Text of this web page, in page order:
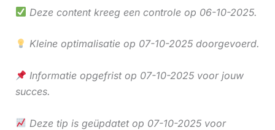
Deze content kreeg een controle op 06-10-2025.
Kleine optimalisatie op 07-10-2025 doorgevoerd.
Informatie opgefrist op 07-10-2025 voor jouw
succes.
Deze tip is geüpdatet op 07-10-2025 voor